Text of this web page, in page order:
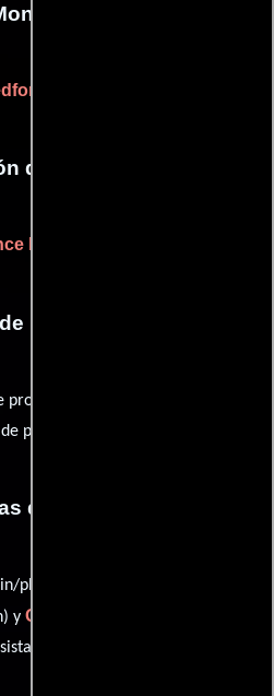
de escenario
Rearden
producción
producción) y
post-producción)
que participaron
photo double),
y Greg Richards
(u))